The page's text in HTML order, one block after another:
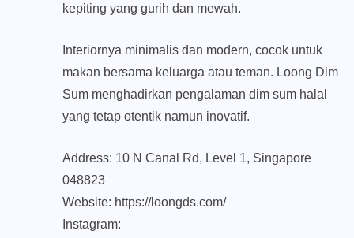
kepiting yang gurih dan mewah.
Interiornya minimalis dan modern, cocok untuk
makan bersama keluarga atau teman. Loong Dim
Sum menghadirkan pengalaman dim sum halal
yang tetap otentik namun inovatif.
Address: 10 N Canal Rd, Level 1, Singapore
048823
Website: https://loongds.com/
Instagram: